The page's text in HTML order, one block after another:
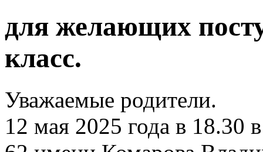
для желающих
класс.
Уважаемые родители.
12 мая 2025 года в